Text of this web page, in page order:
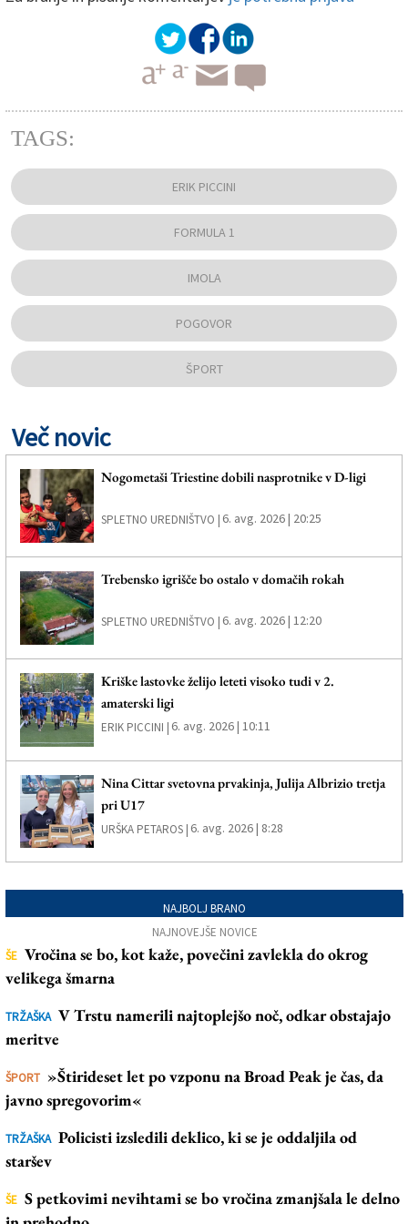
TAGS:
ERIK PICCINI
FORMULA 1
IMOLA
POGOVOR
ŠPORT
Več novic
Nogometaši Triestine dobili nasprotnike v D-ligi
SPLETNO UREDNIŠTVO | 6. avg. 2026 | 20:25
Trebensko igrišče bo ostalo v domačih rokah
SPLETNO UREDNIŠTVO | 6. avg. 2026 | 12:20
Kriške lastovke želijo leteti visoko tudi v 2.
amaterski ligi
ERIK PICCINI | 6. avg. 2026 | 10:11
Nina Cittar svetovna prvakinja, Julija Albrizio tretja
pri U17
URŠKA PETAROS | 6. avg. 2026 | 8:28
NAJBOLJ BRANO
NAJNOVEJŠE NOVICE
ŠE Vročina se bo, kot kaže, povečini zavlekla do okrog
velikega šmarna
TRŽAŠKA V Trstu namerili najtoplejšo noč, odkar obstajajo
meritve
ŠPORT »Štirideset let po vzponu na Broad Peak je čas, da
javno spregovorim«
TRŽAŠKA Policisti izsledili deklico, ki se je oddaljila od
staršev
ŠE S petkovimi nevihtami se bo vročina zmanjšala le delno